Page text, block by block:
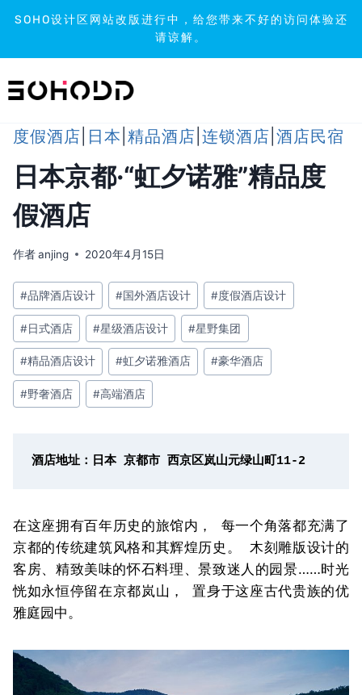
SOHO设计区网站改版进行中，给您带来不好的访问体验还
请谅解。
到
度假酒店 日本 精品酒店 连锁酒店 酒店民宿
日本京都·“虹夕诺雅”精品度
假酒店
作者anjing 2020年4月15日
文
章
标
签：
#品牌酒店设计 #国外酒店设计 #度假酒店设计
#日式酒店 #星级酒店设计 #星野集团
#精品酒店设计 #虹夕诺雅酒店 #豪华酒店
#野奢酒店 #高端酒店
酒店地址：日本 京都市 西京区岚山元绿山町11-2
在这座拥有百年历史的旅馆内， 每一个角落都充满了
京都的传统建筑风格和其辉煌历史。 木刻雕版设计的
客房、精致美味的怀石料理、景致迷人的园景……时光
恍如永恒停留在京都岚山， 置身于这座古代贵族的优
雅庭园中。